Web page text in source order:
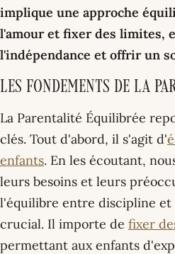
implique une approche
l'amour et fixer des limites,
l'indépendance et offrir un
Les Fondements de la
La Parentalité Équilibrée
clés. Tout d'abord, il s'agit d'
enfants. En les écoutant,
leurs besoins et leurs
l'équilibre entre discipline
crucial. Il importe de fixer
permettant aux enfants